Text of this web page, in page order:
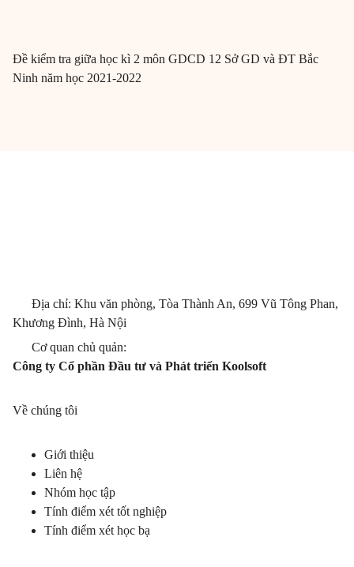
Đề kiểm tra giữa học kì 2 môn GDCD 12 Sở GD và ĐT Bắc
Ninh năm học 2021-2022
Địa chỉ: Khu văn phòng, Tòa Thành An, 699 Vũ Tông Phan,
Khương Đình, Hà Nội
Cơ quan chủ quản:
Công ty Cổ phần Đầu tư và Phát triển Koolsoft
Về chúng tôi
Giới thiệu
Liên hệ
Nhóm học tập
Tính điểm xét tốt nghiệp
Tính điểm xét học bạ